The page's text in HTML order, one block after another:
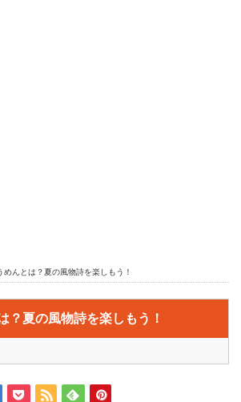
めんとは？夏の風物詩を楽しもう！
？夏の風物詩を楽しもう！